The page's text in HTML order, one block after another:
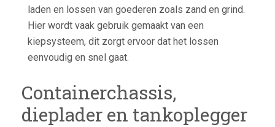
laden en lossen van goederen zoals zand en grind.
Hier wordt vaak gebruik gemaakt van een
kiepsysteem, dit zorgt ervoor dat het lossen
eenvoudig en snel gaat.
Containerchassis,
dieplader en tankoplegger